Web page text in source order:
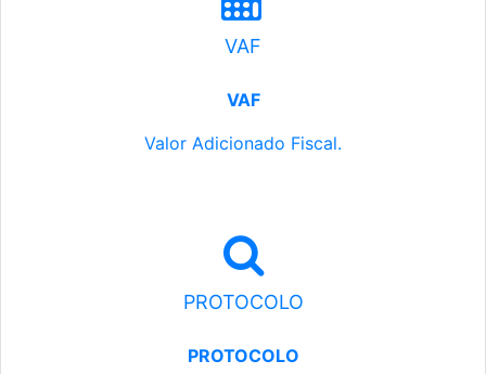
VAF
VAF
Valor Adicionado Fiscal.
PROTOCOLO
PROTOCOLO